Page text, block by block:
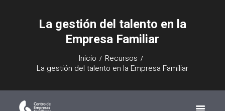
La gestión del talento en la
Empresa Familiar
Inicio
Recursos
La gestión del talento en la Empresa Familiar